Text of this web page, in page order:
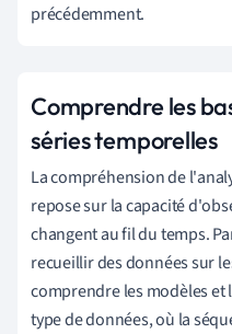
précédemment.
Comprendre les
séries temporelles
La compréhension de
repose sur la capacité
changent au fil du temps.
recueillir des données sur
comprendre les modèles et
type de données, où la